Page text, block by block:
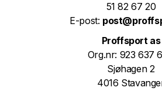
51 82 67 20
E-post:
Proffsport as
Org.nr: 923 637
Sjøhagen 2
4016